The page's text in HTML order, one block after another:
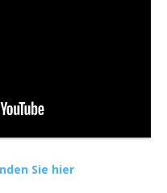
Sie hier